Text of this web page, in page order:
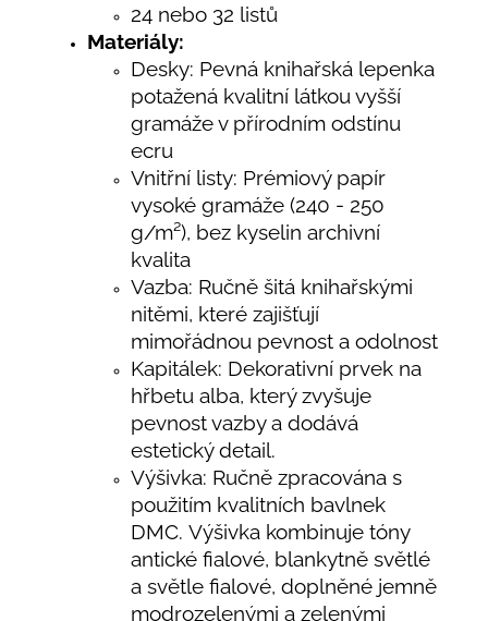
24 nebo 32 listů
Materiály:
Desky: Pevná knihařská lepenka
potažená kvalitní látkou vyšší
gramáže v přírodním odstínu
ecru
Vnitřní listy: Prémiový papír
vysoké gramáže (240 - 250
g/m²), bez kyselin archivní
kvalita
Vazba: Ručně šitá knihařskými
nitěmi, které zajišťují
mimořádnou pevnost a odolnost
Kapitálek: Dekorativní prvek na
hřbetu alba, který zvyšuje
pevnost vazby a dodává
estetický detail.
Výšivka: Ručně zpracována s
použitím kvalitních bavlnek
DMC. Výšivka kombinuje tóny
antické fialové, blankytně světlé
a světle fialové, doplněné jemně
modrozelenými a zelenými